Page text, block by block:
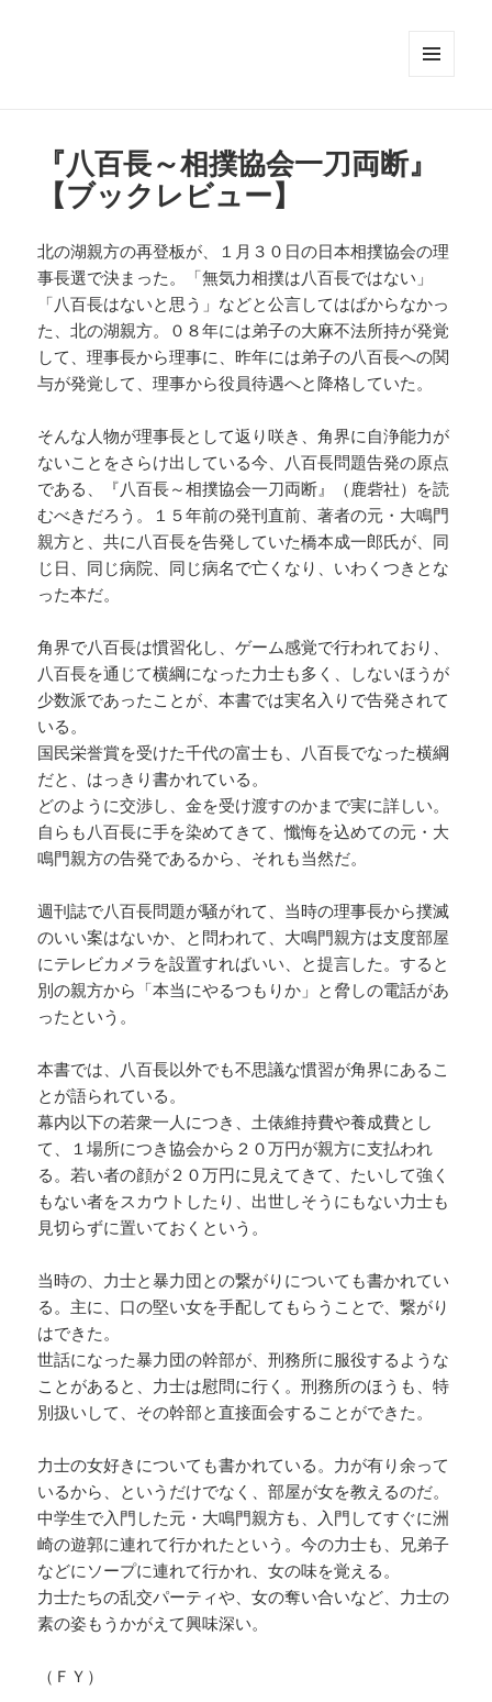
『八百長～相撲協会一刀両断』
【ブックレビュー】
北の湖親方の再登板が、１月３０日の日本相撲協会の理
事長選で決まった。「無気力相撲は八百長ではない」
「八百長はないと思う」などと公言してはばからなかっ
た、北の湖親方。０８年には弟子の大麻不法所持が発覚
して、理事長から理事に、昨年には弟子の八百長への関
与が発覚して、理事から役員待遇へと降格していた。
そんな人物が理事長として返り咲き、角界に自浄能力が
ないことをさらけ出している今、八百長問題告発の原点
である、『八百長～相撲協会一刀両断』（鹿砦社）を読
むべきだろう。１５年前の発刊直前、著者の元・大鳴門
親方と、共に八百長を告発していた橋本成一郎氏が、同
じ日、同じ病院、同じ病名で亡くなり、いわくつきとな
った本だ。
角界で八百長は慣習化し、ゲーム感覚で行われており、
八百長を通じて横綱になった力士も多く、しないほうが
少数派であったことが、本書では実名入りで告発されて
いる。
国民栄誉賞を受けた千代の富士も、八百長でなった横綱
だと、はっきり書かれている。
どのように交渉し、金を受け渡すのかまで実に詳しい。
自らも八百長に手を染めてきて、懺悔を込めての元・大
鳴門親方の告発であるから、それも当然だ。
週刊誌で八百長問題が騒がれて、当時の理事長から撲滅
のいい案はないか、と問われて、大鳴門親方は支度部屋
にテレビカメラを設置すればいい、と提言した。すると
別の親方から「本当にやるつもりか」と脅しの電話があ
ったという。
本書では、八百長以外でも不思議な慣習が角界にあるこ
とが語られている。
幕内以下の若衆一人につき、土俵維持費や養成費とし
て、１場所につき協会から２０万円が親方に支払われ
る。若い者の顔が２０万円に見えてきて、たいして強く
もない者をスカウトしたり、出世しそうにもない力士も
見切らずに置いておくという。
当時の、力士と暴力団との繋がりについても書かれてい
る。主に、口の堅い女を手配してもらうことで、繋がり
はできた。
世話になった暴力団の幹部が、刑務所に服役するような
ことがあると、力士は慰問に行く。刑務所のほうも、特
別扱いして、その幹部と直接面会することができた。
力士の女好きについても書かれている。力が有り余って
いるから、というだけでなく、部屋が女を教えるのだ。
中学生で入門した元・大鳴門親方も、入門してすぐに洲
崎の遊郭に連れて行かれたという。今の力士も、兄弟子
などにソープに連れて行かれ、女の味を覚える。
力士たちの乱交パーティや、女の奪い合いなど、力士の
素の姿もうかがえて興味深い。
（ＦＹ）